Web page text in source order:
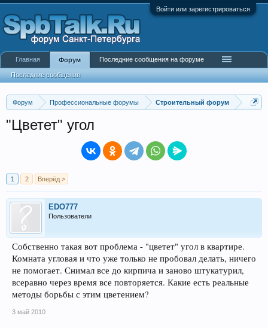
Войти или зарегистрироваться
Форум Профессиональные форумы Строительный форум
"Цветет" угол
1 2 Вперёд >
EDO777
Пользователи
Собственно такая вот проблема - "цветет" угол в квартире.
Комната угловая и что уже только не пробовал делать, ничего
не помогает. Снимал все до кирпича и заново штукатурил,
всеравно через время все повторяется. Какие есть реальные
методы борьбы с этим цветением?
3 май 2010
Главная Форум
Последние сообщения
Последние сообщения на форуме